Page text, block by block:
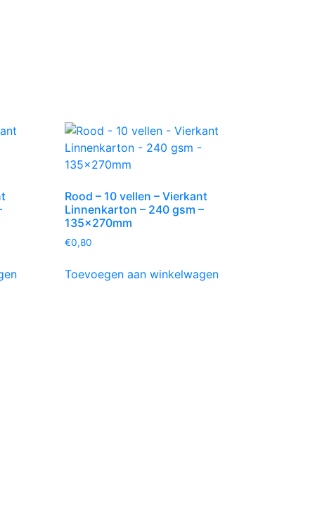
Rood – 10 vellen – Vierkant
Linnenkarton – 240 gsm –
135x270mm
€0,80
Toevoegen aan winkelwagen